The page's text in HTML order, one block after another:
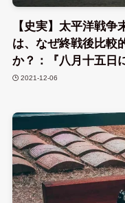
【史実】太平洋戦
は、なぜ終戦後比較
か？：『八月十五日
2021-12-06